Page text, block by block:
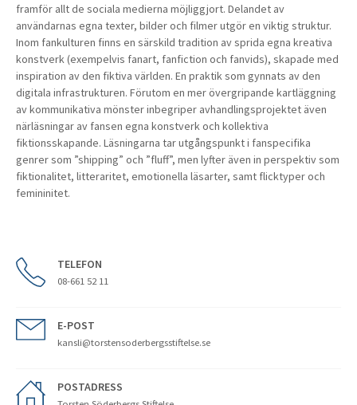
framför allt de sociala medierna möjliggjort. Delandet av
användarnas egna texter, bilder och filmer utgör en viktig struktur.
Inom fankulturen finns en särskild tradition av sprida egna kreativa
konstverk (exempelvis fanart, fanfiction och fanvids), skapade med
inspiration av den fiktiva världen. En praktik som gynnats av den
digitala infrastrukturen. Förutom en mer övergripande kartläggning
av kommunikativa mönster inbegriper avhandlingsprojektet även
närläsningar av fansen egna konstverk och kollektiva
fiktionsskapande. Läsningarna tar utgångspunkt i fanspecifika
genrer som ”shipping” och ”fluff”, men lyfter även in perspektiv som
fiktionalitet, litteraritet, emotionella läsarter, samt flicktyper och
femininitet.
TELEFON
08-661 52 11
E-POST
kansli@torstensoderbergsstiftelse.se
POSTADRESS